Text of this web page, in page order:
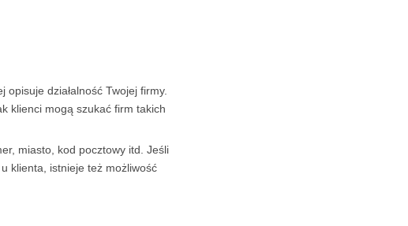
działalność Twojej firmy.
klienci mogą szukać firm takich
miasto, kod pocztowy itd. Jeśli
klienta, istnieje też możliwość